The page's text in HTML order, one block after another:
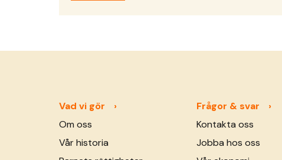
Vad vi gör
Om oss
Vår historia
Frågor & svar
Kontakta oss
Jobba hos oss